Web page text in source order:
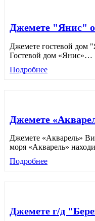
Джемете "Янис"
Джемете гостевой
Гостевой дом «Янис»…
Подробнее
Джемете
Джемете «Акварель»
моря «Акварель»
Подробнее
Джемете г/д